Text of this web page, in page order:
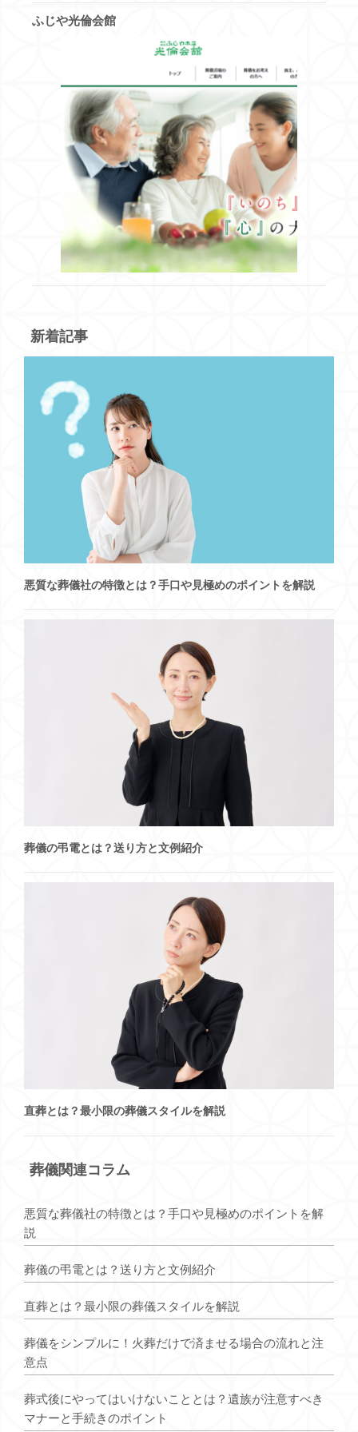
ふじや光倫会館
新着記事
悪質な葬儀社の特徴とは？手口や見極めのポイントを解説
葬儀の弔電とは？送り方と文例紹介
直葬とは？最小限の葬儀スタイルを解説
葬儀関連コラム
悪質な葬儀社の特徴とは？手口や見極めのポイントを解
説
葬儀の弔電とは？送り方と文例紹介
直葬とは？最小限の葬儀スタイルを解説
葬儀をシンプルに！火葬だけで済ませる場合の流れと注
意点
葬式後にやってはいけないこととは？遺族が注意すべき
マナーと手続きのポイント